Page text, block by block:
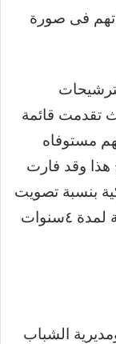
فى صورة
تقدمت قائمة
مستوفاه
هذا وقد فارت
بنسبة تصويت
وتم تجديد الدورة الانتخابية لمدة ٤سنوات
الشباب